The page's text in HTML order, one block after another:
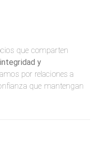
que comparten
y
por relaciones a
que mantengan